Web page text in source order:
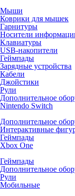
Мыши
Коврики для мышек
Гарнитуры
Носители
Клавиатуры
USB-накопители
Геймпады
Зарядные устройства
Кабели
Джойстики
Рули
Дополнительное
Nintendo Switch
Дополнительное
Интерактивные
Геймпады
Xbox One
Геймпады
Дополнительное
Рули
Мобильные